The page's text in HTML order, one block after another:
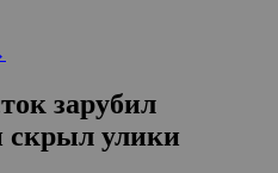
зарубил
скрыл улики